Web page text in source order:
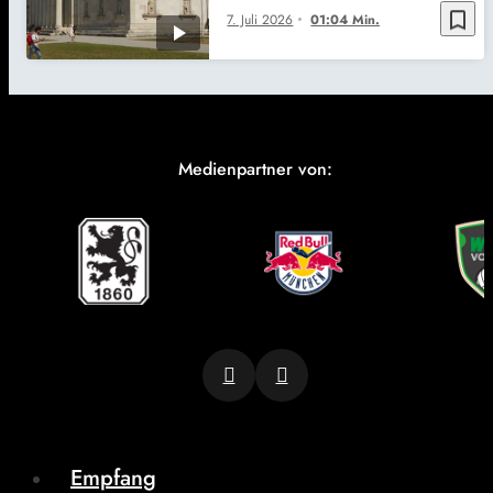
bookmark_border
7. Juli 2026 01:04 Min.
Medienpartner von:
Empfang